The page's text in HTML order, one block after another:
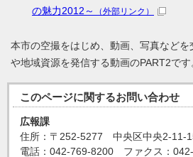
の魅力2012～
（外部リンク）
本市の空撮をはじめ、動画、写真などを
や地域資源を発信する動画のPART2です
このページに関するお問い合わせ
広報課
住所：〒252-5277 中央区中央2-11-
電話：042-769-8200 ファクス：